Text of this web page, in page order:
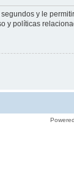
y le
políticas